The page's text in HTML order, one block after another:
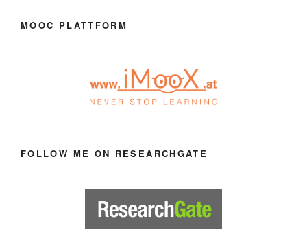
MOOC PLATTFORM
FOLLOW ME ON RESEARCHGATE